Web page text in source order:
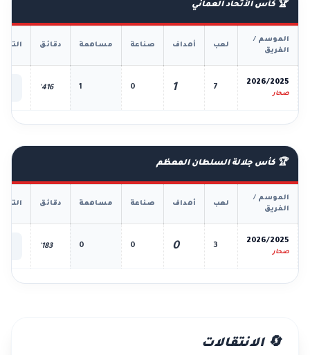
🏆 كأس الأتحاد العماني
الموسم /
الفريق
لعب أهداف صناعة مساهمة دقائق
2026/2025
صحار
7
1
0
1
416'
🏆 كأس جلالة السلطان المعظم
الموسم /
الفريق
لعب أهداف صناعة مساهمة دقائق
2026/2025
صحار
3
0
0
0
183'
🔄 الانتقالات